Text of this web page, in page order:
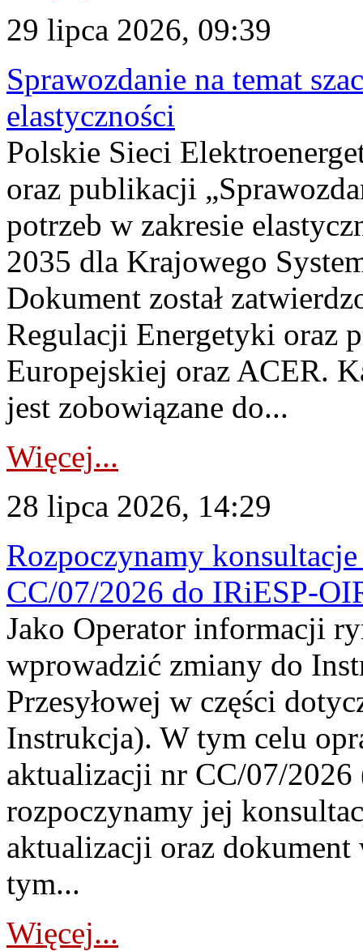
29 lipca 2026, 09:39
Sprawozdanie na temat
elastyczności
Polskie Sieci
oraz publikacji
potrzeb w zakresie
2035 dla Krajowego
Dokument został
Regulacji Energetyki oraz
Europejskiej oraz ACER.
jest zobowiązane do...
Więcej...
28 lipca 2026, 14:29
Rozpoczynamy
CC/07/2026 do IRiESP-
Jako Operator informacji
wprowadzić zmiany do
Przesyłowej w części
Instrukcja). W tym celu
aktualizacji nr CC/07/
rozpoczynamy jej
aktualizacji oraz
tym...
Więcej...